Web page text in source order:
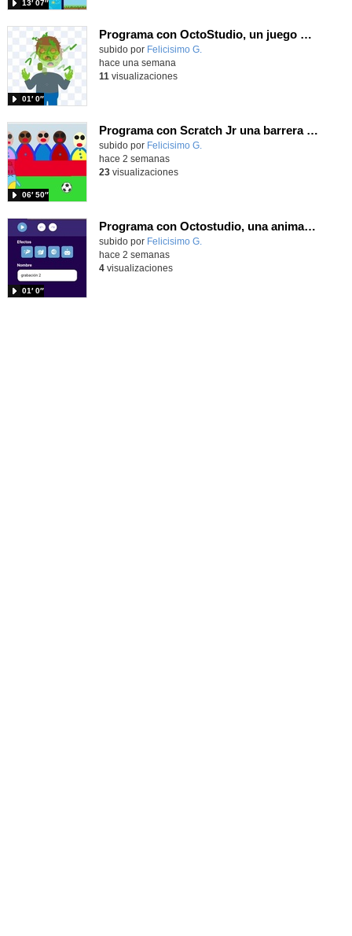
13′ 07″
Programa con OctoStudio, un juego homenajeando al House of the dead con Zombies
Contenido educativo.
subido por Felicisimo G.
01′ 0″
hace una semana
11 visualizaciones
Programa con Scratch Jr una barrera que se desplaza para dar sensación de movimiento
Contenido educativo.
subido por Felicisimo G.
06′ 50″
hace 2 semanas
23visualizaciones
Programa con Octostudio, una animación utilizando la cámara para una foto y audio y texto para comunicar.
Contenido educativo.
subido por Felicisimo G.
01′ 0″
hace 2 semanas
4visualizaciones